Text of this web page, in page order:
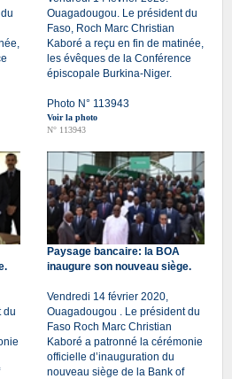
Ouagadougou. Le président du
Faso, Roch Marc Christian
Kaboré a reçu en fin de matinée,
les évêques de la Conférence
épiscopale Burkina-Niger.
Photo N° 113943
Voir la photo
N° 113943
du
Paysage bancaire: la BOA
inaugure son nouveau siège.
Vendredi 14 février 2020,
Ouagadougou . Le président du
Faso Roch Marc Christian
Kaboré a patronné la cérémonie
officielle d’inauguration du
nouveau siège de la Bank of